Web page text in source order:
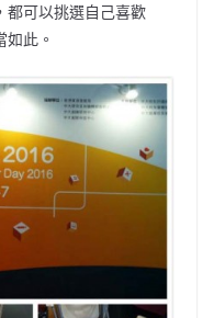
都可以挑選自己喜歡
此。